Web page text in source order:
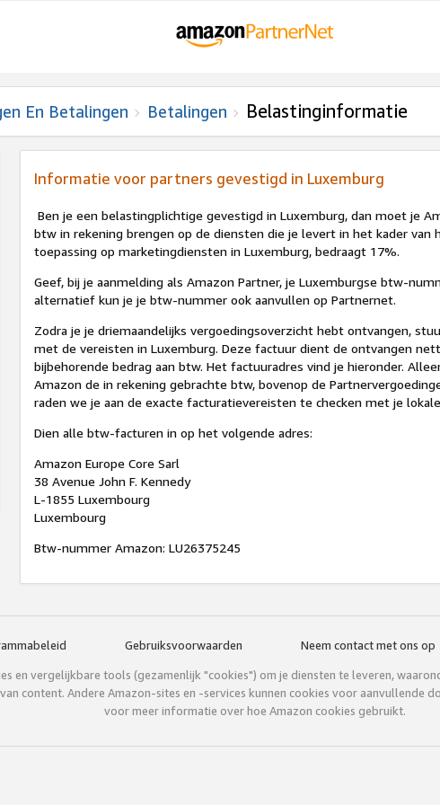
En Betalingen Betalingen Belastinginformatie
Informatie voor partners gevestigd in Luxemburg
Ben je een belastingplichtige gevestigd in Luxemburg, dan moet je
btw in rekening brengen op de diensten die je levert in het kader
toepassing op marketingdiensten in Luxemburg, bedraagt 17%.
Geef, bij je aanmelding als Amazon Partner, je Luxemburgse btw-
alternatief kun je je btw-nummer ook aanvullen op Partnernet.
Zodra je je driemaandelijks vergoedingsoverzicht hebt ontvangen,
met de vereisten in Luxemburg. Deze factuur dient de ontvangen
bijbehorende bedrag aan btw. Het factuuradres vind je hieronder.
Amazon de in rekening gebrachte btw, bovenop de
raden we je aan de exacte facturatievereisten te checken met je
Dien alle btw-facturen in op het volgende adres:
Amazon Europe Core Sarl
38 Avenue John F. Kennedy
L-1855 Luxembourg
Luxembourg
Btw-nummer Amazon: LU26375245
Gebruiksvoorwaarden Neem contact met ons op
en vergelijkbare tools (gezamenlijk "cookies") om je diensten te leveren,
content. Andere Amazon-sites en -services kunnen cookies voor aanvullende
voor meer informatie over hoe Amazon cookies gebruikt.